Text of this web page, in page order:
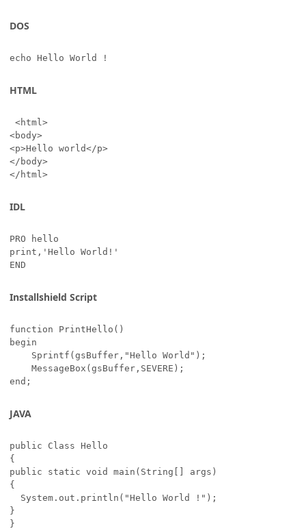
DOS
echo Hello World !
HTML
<html>
<body>
<p>Hello world</p>
</body>
</html>
IDL
PRO hello
print,'Hello World!'
END
Installshield Script
function PrintHello()
begin
end;
JAVA
public Class Hello
{
public static void main(String[] args)
{
  System.out.println("Hello World !");
}
}